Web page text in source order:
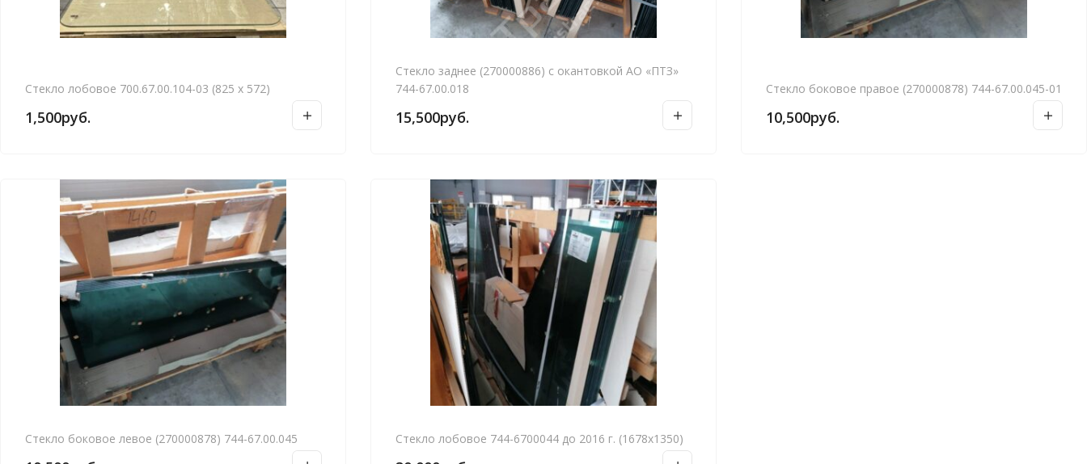
Стекло лобовое 700.67.00.104-03 (825 х 572)
1,500руб.
Стекло заднее (270000886) с окантовкой АО «ПТЗ»
744-67.00.018
15,500руб.
Стекло боковое правое (270000878) 744-67.00.045-01
10,500руб.
Стекло боковое левое (270000878) 744-67.00.045 Стекло лобовое 744-6700044 до 2016 г. (1678х1350)